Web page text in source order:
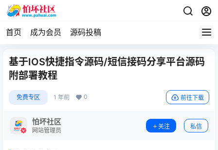
首页 成为会员 源码投稿
基于IOS快捷指令源码/短信接码分享平台源码
附部署教程
免费专区 1 年前 0 前往下载
怕坏社区
网站管理员
关注 私信